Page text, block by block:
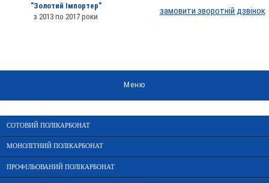
"Золотий Імпортер"
з 2013 по 2017 роки
замовити зворотній дзвінок
Меню
СОТОВИЙ ПОЛІКАРБОНАТ
МОНОЛІТНИЙ ПОЛІКАРБОНАТ
ПРОФІЛЬОВАНИЙ ПОЛІКАРБОНАТ